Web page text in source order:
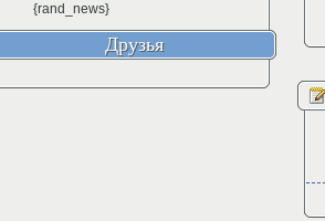
{rand_news}
Друзья